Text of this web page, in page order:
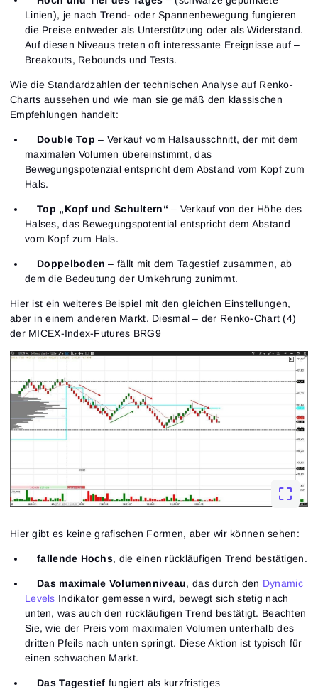
Linien), je nach Trend- oder Spannenbewegung fungieren
die Preise entweder als Unterstützung oder als Widerstand.
Auf diesen Niveaus treten oft interessante Ereignisse auf –
Breakouts, Rebounds und Tests.
Wie die Standardzahlen der technischen Analyse auf Renko-
Charts aussehen und wie man sie gemäß den klassischen
Empfehlungen handelt:
Double Top – Verkauf vom Halsausschnitt, der mit dem
maximalen Volumen übereinstimmt, das
Bewegungspotenzial entspricht dem Abstand vom Kopf zum
Hals.
Top „Kopf und Schultern“ – Verkauf von der Höhe des
Halses, das Bewegungspotential entspricht dem Abstand
vom Kopf zum Hals.
Doppelboden – fällt mit dem Tagestief zusammen, ab
dem die Bedeutung der Umkehrung zunimmt.
Hier ist ein weiteres Beispiel mit den gleichen Einstellungen,
aber in einem anderen Markt. Diesmal – der Renko-Chart (4)
der MICEX-Index-Futures BRG9
Hier gibt es keine grafischen Formen, aber wir können sehen:
fallende Hochs, die einen rückläufigen Trend bestätigen.
Das maximale Volumenniveau, das durch den Dynamic
Levels Indikator gemessen wird, bewegt sich stetig nach
unten, was auch den rückläufigen Trend bestätigt. Beachten
Sie, wie der Preis vom maximalen Volumen unterhalb des
dritten Pfeils nach unten springt. Diese Aktion ist typisch für
einen schwachen Markt.
Das Tagestief fungiert als kurzfristiges